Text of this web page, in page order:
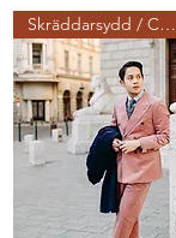
Skräddarsydd / Custom made